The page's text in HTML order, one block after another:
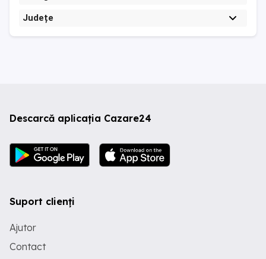
Județe
Descarcă aplicația Cazare24
Suport clienți
Ajutor
Contact